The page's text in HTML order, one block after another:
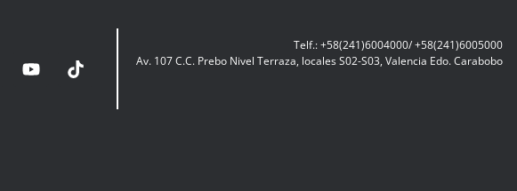
Telf.: +58(241)6004000/ +58(241)6005000
Av. 107 C.C. Prebo Nivel Terraza, locales S02-S03, Valencia Edo. Carabobo